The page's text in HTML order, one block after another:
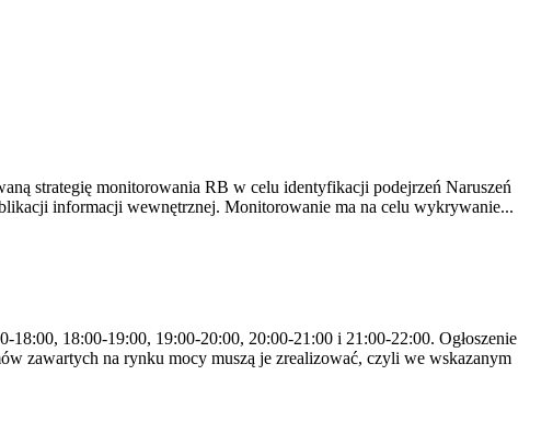
strategię monitorowania RB w celu identyfikacji podejrzeń Naruszeń
informacji wewnętrznej. Monitorowanie ma na celu wykrywanie...
18:00, 18:00-19:00, 19:00-20:00, 20:00-21:00 i 21:00-22:00. Ogłoszenie
zawartych na rynku mocy muszą je zrealizować, czyli we wskazanym